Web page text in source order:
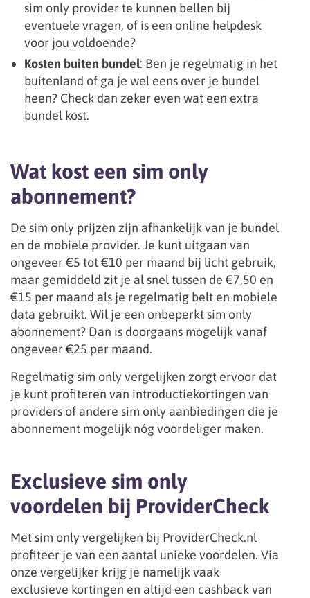
sim only provider te kunnen bellen bij
eventuele vragen, of is een online helpdesk
voor jou voldoende?
Kosten buiten bundel: Ben je regelmatig in het
buitenland of ga je wel eens over je bundel
heen? Check dan zeker even wat een extra
bundel kost.
Wat kost een sim only
abonnement?
De sim only prijzen zijn afhankelijk van je bundel
en de mobiele provider. Je kunt uitgaan van
ongeveer €5 tot €10 per maand bij licht gebruik,
maar gemiddeld zit je al snel tussen de €7,50 en
€15 per maand als je regelmatig belt en mobiele
data gebruikt. Wil je een onbeperkt sim only
abonnement? Dan is doorgaans mogelijk vanaf
ongeveer €25 per maand.
Regelmatig sim only vergelijken zorgt ervoor dat
je kunt profiteren van introductiekortingen van
providers of andere sim only aanbiedingen die je
abonnement mogelijk nóg voordeliger maken.
Exclusieve sim only
voordelen bij ProviderCheck
Met sim only vergelijken bij ProviderCheck.nl
profiteer je van een aantal unieke voordelen. Via
onze vergelijker krijg je namelijk vaak
exclusieve kortingen en altijd een cashback van